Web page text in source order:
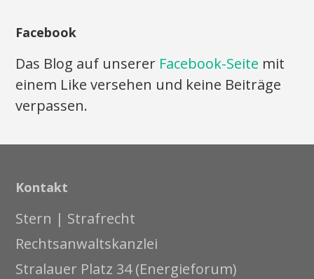
Facebook
Das Blog auf unserer Facebook-Seite mit
einem Like versehen und keine Beiträge
verpassen.
Kontakt
Stern | Strafrecht
Rechtsanwaltskanzlei
Stralauer Platz 34 (Energieforum)